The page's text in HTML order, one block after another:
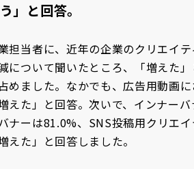
」と回答。
担当者に、近年の企業のクリエイ
について聞いたところ、「増えた
めました。なかでも、広告用動画
えた」と回答。次いで、インナー
ナーは81.0%、SNS投稿用クリエ
えた」と回答しました。